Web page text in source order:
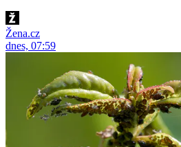
Žena.cz
dnes, 07:59